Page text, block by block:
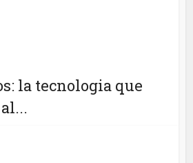
la tecnologia que